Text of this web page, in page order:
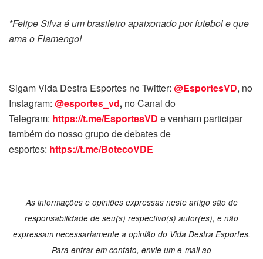
*Felipe Silva é um brasileiro apaixonado por futebol e que
ama o Flamengo!
Sigam Vida Destra Esportes no Twitter: @EsportesVD, no
Instagram: @esportes_vd, no Canal do
Telegram: https://t.me/EsportesVD e venham participar
também do nosso grupo de debates de
esportes: https://t.me/BotecoVDE
As informações e opiniões expressas neste artigo são de
responsabilidade de seu(s) respectivo(s) autor(es), e não
expressam necessariamente a opinião do Vida Destra Esportes.
Para entrar em contato, envie um e-mail ao